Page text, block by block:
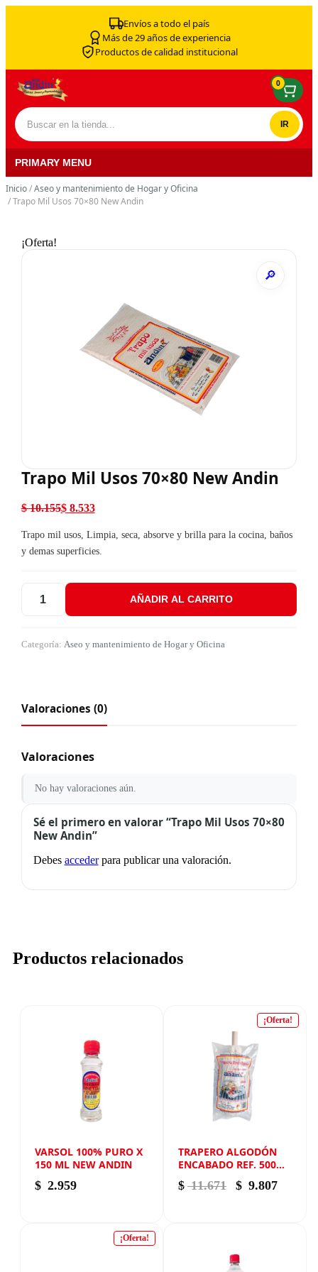
Envíos a todo el país
Más de 29 años de experiencia
Productos de calidad institucional
Buscar por:
0
PRIMARY MENU
Inicio/Aseo y mantenimiento de Hogar y Oficina
/ Trapo Mil Usos 70×80 New Andin
¡Oferta!
Trapo Mil Usos 70×80 New Andin
$10.155
El precio original era: $ 10.155.
$8.533
El precio actual es: $ 8.533.
Trapo mil usos, Limpia, seca, absorve y brilla para la cocina, baños
y demas superficies.
Trapo Mil Usos 70x80 New Andin cantidad
AÑADIR AL CARRITO
Categoría: Aseo y mantenimiento de Hogar y Oficina
Valoraciones (0)
Valoraciones
No hay valoraciones aún.
Sé el primero en valorar “Trapo Mil Usos 70×80
New Andin”
Debes accederpara publicar una valoración.
Productos relacionados
VARSOL 100% PURO X
150 ML NEW ANDIN
$ 2.959
¡Oferta!
TRAPERO ALGODÓN
ENCABADO REF. 500
NEW ANDIN
$ 11.671 El precio
$ 9.807El
¡Oferta!